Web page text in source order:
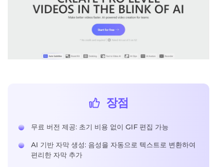
장점
무료 버전 제공: 초기 비용 없이 GIF 편집 가능
AI 기반 자막 생성: 음성을 자동으로 텍스트로 변환하여
편리한 자막 추가